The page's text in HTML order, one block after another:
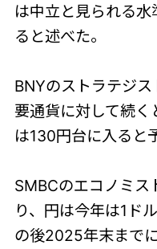
は中立と見られる
ると述べた。
BNYのストラテジ
要通貨に対して続
は130円台に入ると
SMBCのエコノミス
り、円は今年は1ド
の後2025年末まで